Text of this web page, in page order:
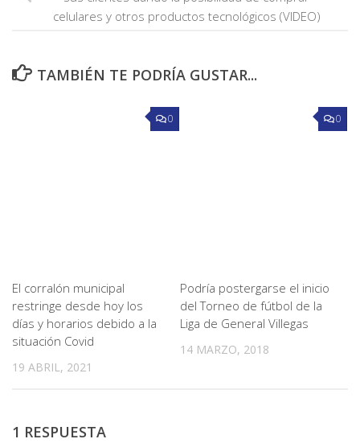
celulares y otros productos tecnológicos (VIDEO)
TAMBIÉN TE PODRÍA GUSTAR...
0
El corralón municipal
restringe desde hoy los
días y horarios debido a la
situación Covid
19 ABRIL, 2021
0
Podría postergarse el inicio
del Torneo de fútbol de la
Liga de General Villegas
14 MARZO, 2018
1 RESPUESTA